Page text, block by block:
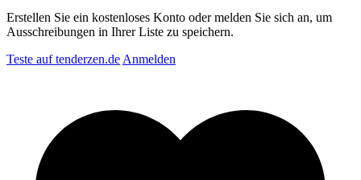
Erstellen Sie ein kostenloses Konto oder melden Sie sich an, um
Ausschreibungen in Ihrer Liste zu speichern.
Teste auf tenderzen.de Anmelden